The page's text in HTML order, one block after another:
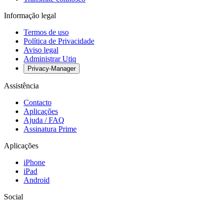
Informação legal
Termos de uso
Política de Privacidade
Aviso legal
Administrar Utiq
Privacy-Manager
Assistência
Contacto
Aplicações
Ajuda / FAQ
Assinatura Prime
Aplicações
iPhone
iPad
Android
Social